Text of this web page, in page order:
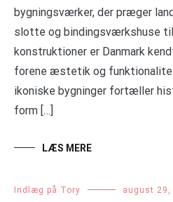
bygningsværker, der præger
slotte og bindingsværkshuse
konstruktioner er Danmark
forene æstetik og
ikoniske bygninger fortæller
form […]
LÆS MERE
Indlæg på Tory august 29,